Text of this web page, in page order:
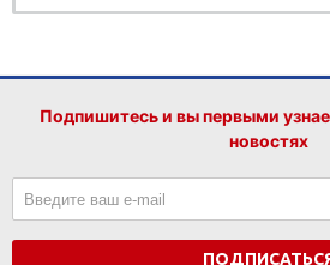
Подпишитесь и вы первыми
новостях